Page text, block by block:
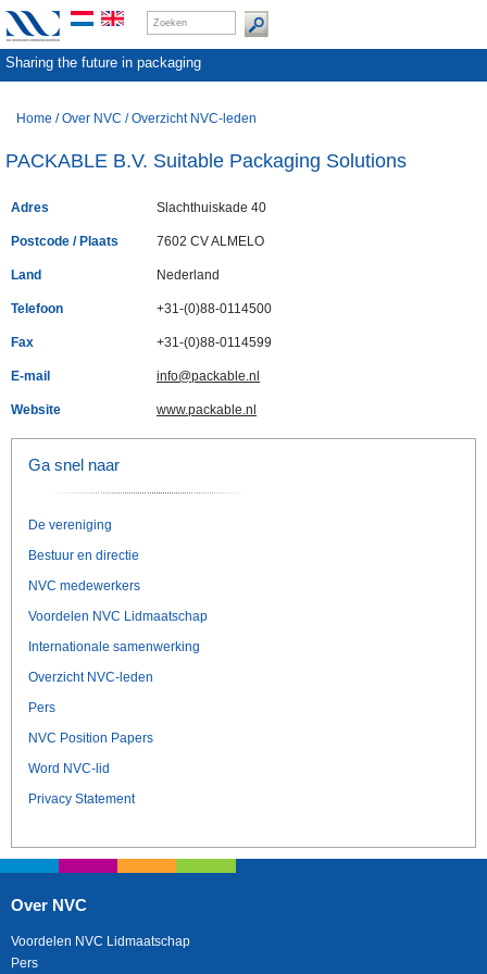
Sharing the future in packaging
Home /Over NVC /Overzicht NVC-leden
PACKABLE B.V. Suitable Packaging Solutions
Adres Slachthuiskade 40
Postcode / Plaats 7602 CV ALMELO
Land Nederland
Telefoon +31-(0)88-0114500
Fax +31-(0)88-0114599
E-mail info@packable.nl
Website www.packable.nl
Ga snel naar
De vereniging
Bestuur en directie
NVC medewerkers
Voordelen NVC Lidmaatschap
Internationale samenwerking
Overzicht NVC-leden
Pers
NVC Position Papers
Word NVC-lid
Privacy Statement
Over NVC
Voordelen NVC Lidmaatschap
Pers